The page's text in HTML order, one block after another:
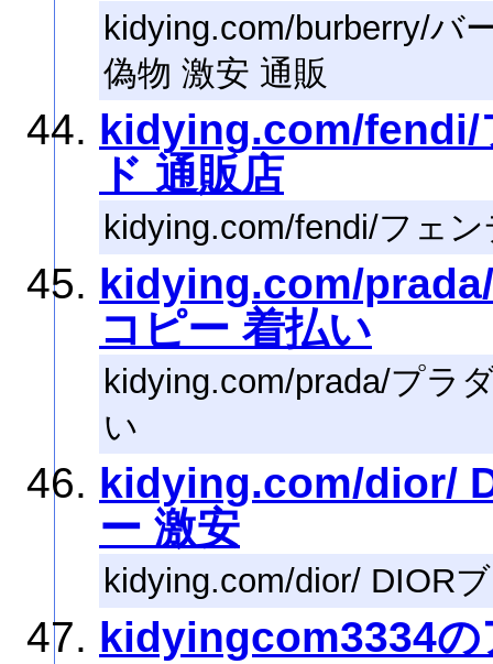
kidying.com/burberry/バ
偽物 激安 通販
kidying.com/fendi/
ド 通販店
kidying.com/fendi/フェ
kidying.com/
コピー 着払い
kidying.com/prada/プラ
い
kidying.com/dior/
ー 激安
kidying.com/dior/ DIOR
kidyingcom3334の